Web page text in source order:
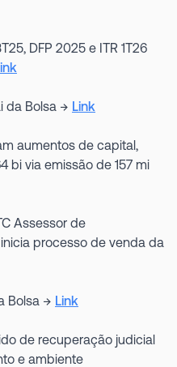
DFP 2025 e ITR 1T26
da Bolsa → Link
aumentos de capital,
bi via emissão de 157 mi
Assessor de
processo de venda da
Bolsa → Link
de recuperação judicial
e ambiente